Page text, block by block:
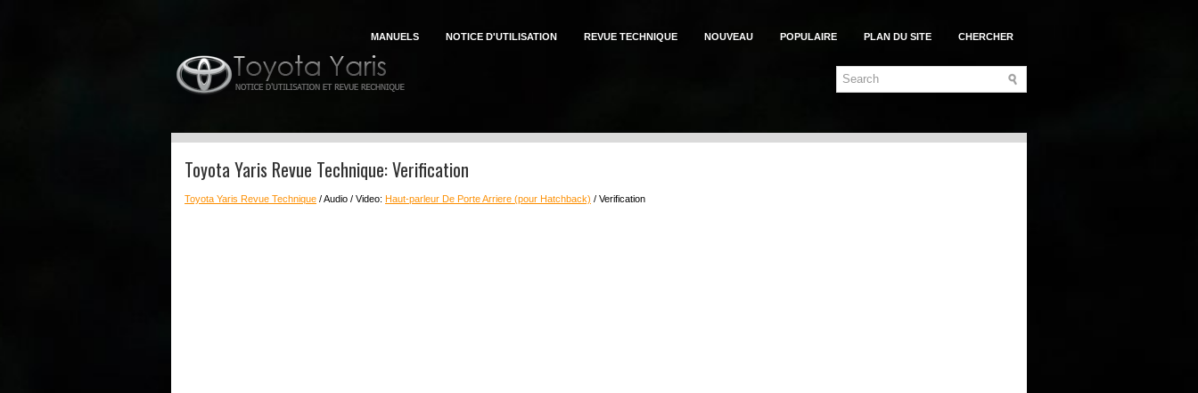
MANUELS NOTICE D'UTILISATION REVUE TECHNIQUE NOUVEAU POPULAIRE PLAN DU SITE CHERCHER
Toyota Yaris Revue Technique: Verification
Toyota Yaris Revue Technique / Audio / Video: Haut-parleur De Porte Arriere (pour Hatchback) / Verification